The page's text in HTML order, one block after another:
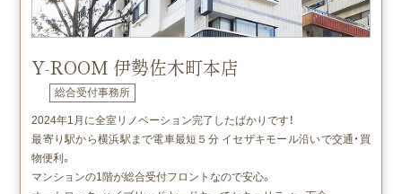
Y-ROOM 伊勢佐木町本店
総合受付事務所
2024年1月に全室リノベーション完了したばかりです！
最寄り駅から横浜駅まで電車最短５分 イセザキモール沿いで交通・買
物便利。
マンションの1階が総合受付フロントなので安心。